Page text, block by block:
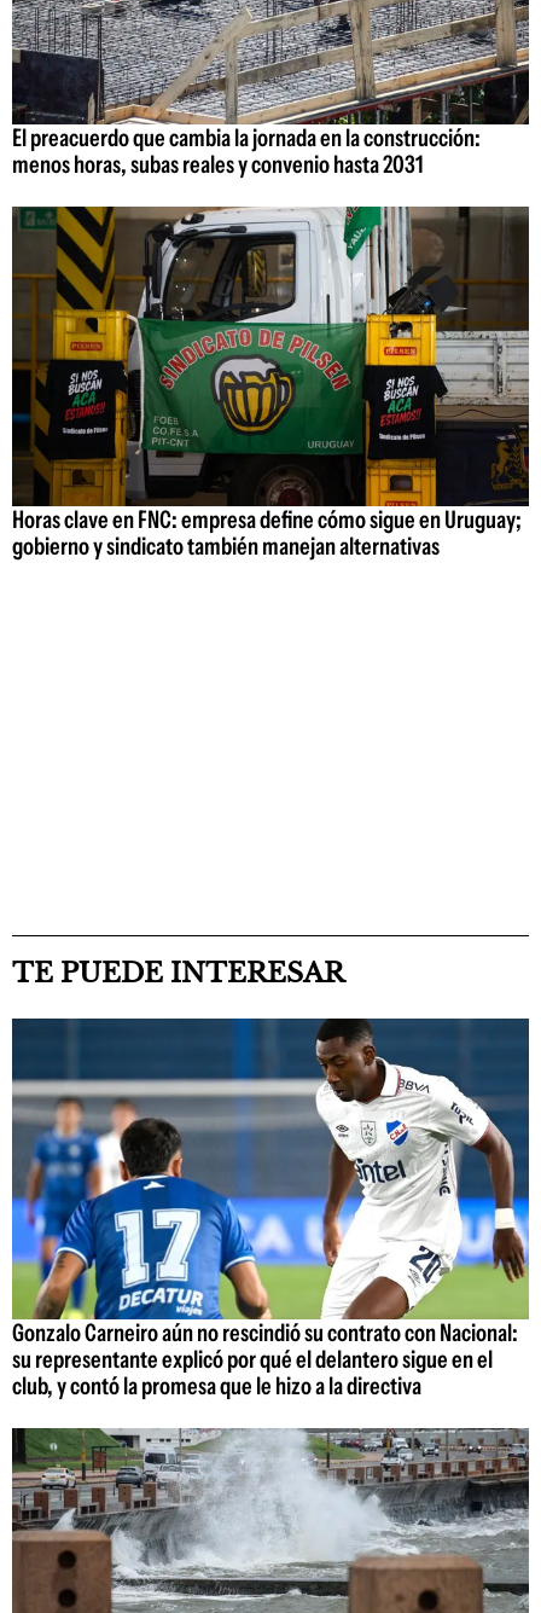
El preacuerdo que cambia la jornada en la construcción:
menos horas, subas reales y convenio hasta 2031
Horas clave en FNC: empresa define cómo sigue en Uruguay;
gobierno y sindicato también manejan alternativas
TE PUEDE INTERESAR
Gonzalo Carneiro aún no rescindió su contrato con Nacional:
su representante explicó por qué el delantero sigue en el
club, y contó la promesa que le hizo a la directiva